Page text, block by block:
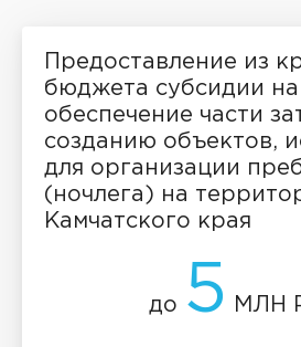
Предоставление из
бюджета субсидии
обеспечение части
созданию объектов,
для организации
(ночлега) на
Камчатского края
до 5 МЛН